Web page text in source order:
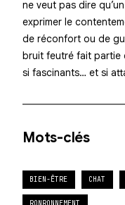
ne veut pas dire
exprimer le
de réconfort ou de
bruit feutré fait partie
si fascinants… et si
Mots-clés
BIEN-ÊTRE CHAT